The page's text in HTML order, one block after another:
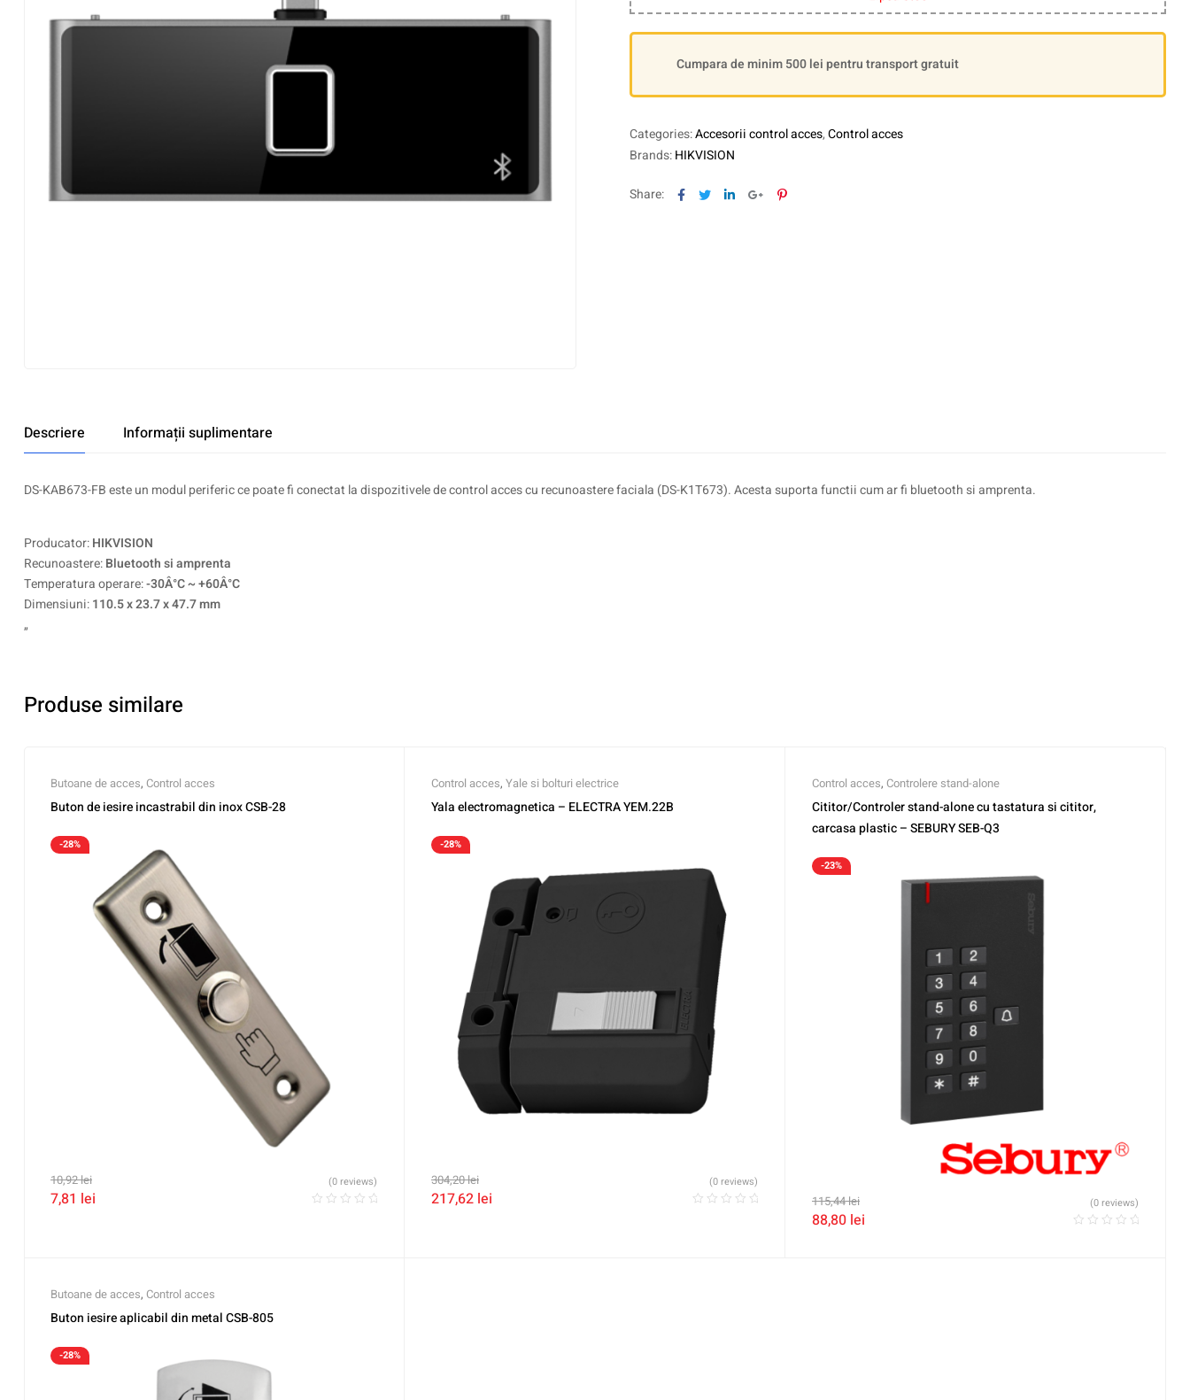
Cumpara de minim 500 lei pentru transport gratuit
Categories:Accesorii control acces,Control acces
Brands:HIKVISION
Share: Facebook
TwitterLinkedinGoogle+Pinterest
Descriere Informații suplimentare
DS-KAB673-FB este un modul periferic ce poate fi conectat la dispozitivele de control acces cu recunoastere faciala (DS-K1T673). Acesta suporta functii cum ar fi bluetooth si amprenta.
Producator:HIKVISION
Recunoastere:Bluetooth si amprenta
Temperatura operare:-30Â°C ~ +60Â°C
Dimensiuni:110.5 x 23.7 x 47.7 mm
„
Produse similare
Butoane de acces, Control acces
Buton de iesire incastrabil din inox CSB-28
-28%
10,92lei
7,81 lei
(0 reviews)
Control acces, Yale si bolturi electrice
Yala electromagnetica – ELECTRA YEM.22B
-28%
304,20lei
217,62 lei
(0 reviews)
Control acces, Controlere stand-alone
Cititor/Controler stand-alone cu tastatura si cititor,
carcasa plastic – SEBURY SEB-Q3
-23%
115,44lei
88,80 lei
(0 reviews)
Butoane de acces, Control acces
Buton iesire aplicabil din metal CSB-805
-28%